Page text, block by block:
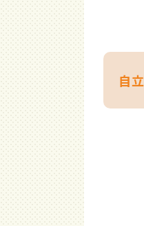
自立